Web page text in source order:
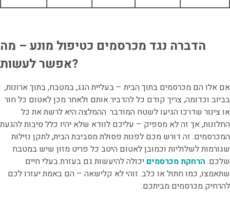
הדברה נגד מכרסמים כטיפול מונע – מה
אפשר לעשות?
אם אלו הם מכרסמים בתוך הבית – בעליית הגג, במטבח, בתוך ארונות,
בביוב וכדומה, צריך קודם כל להדביר אותם ולאחר מכן לאטום כל חור
או צינור שדרכו הגיעו לשטח המודבר. ההמלצה היא לרשת את כל
החלונות, אך זה לא מספיק – עליכם לוודא שלא יהיו כלל סיבות להגעת
המכרסמים. זה דורש מכם לפנות פסולת מסביבת הבית, לתקן נזילות
שגורמות לשלוליות וכמובן לאטום היטב כל פריט מזון שיש במטבח
שלכם. הרחקת מכרסמים יכולה להיעשות גם בעזרת בעלי חיים
שתאמצו, כמו חתול או כלב. זוהי לא קלישאה – הם באמת יעזרו לכם
להרחיק מכרסמים מביתכם.